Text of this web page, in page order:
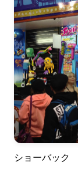
ショーバック